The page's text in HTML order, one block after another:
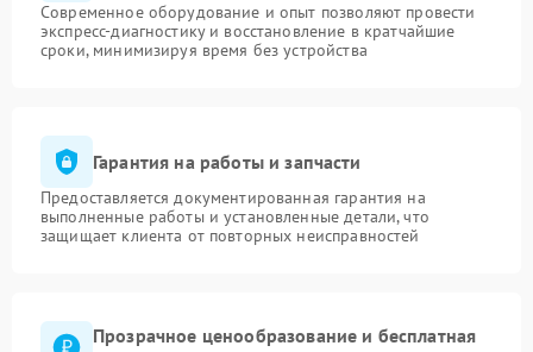
Современное оборудование и опыт позволяют провести
экспресс-диагностику и восстановление в кратчайшие
сроки, минимизируя время без устройства
Гарантия на работы и запчасти
Предоставляется документированная гарантия на
выполненные работы и установленные детали, что
защищает клиента от повторных неисправностей
Прозрачное ценообразование и бесплатная